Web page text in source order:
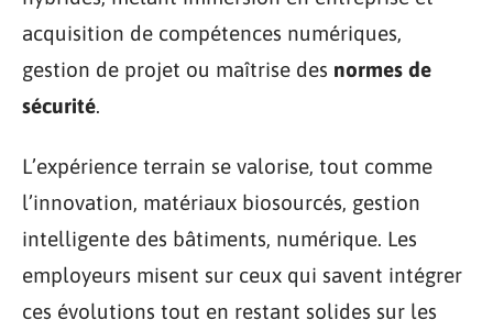
acquisition de compétences numériques,
gestion de projet ou maîtrise des normes de
sécurité.
L’expérience terrain se valorise, tout comme
l’innovation, matériaux biosourcés, gestion
intelligente des bâtiments, numérique. Les
employeurs misent sur ceux qui savent intégrer
ces évolutions tout en restant solides sur les